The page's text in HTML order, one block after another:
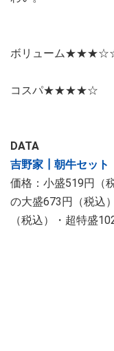
ボリューム
コスパ★★★★☆
DATA
吉野家┃朝牛セット
価格：小盛519円（
の大盛673円（税込
（税込）・超特盛